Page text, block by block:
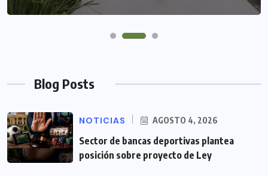
Blog Posts
NOTICIAS AGOSTO 4, 2026
Sector de bancas deportivas plantea
posición sobre proyecto de Ley